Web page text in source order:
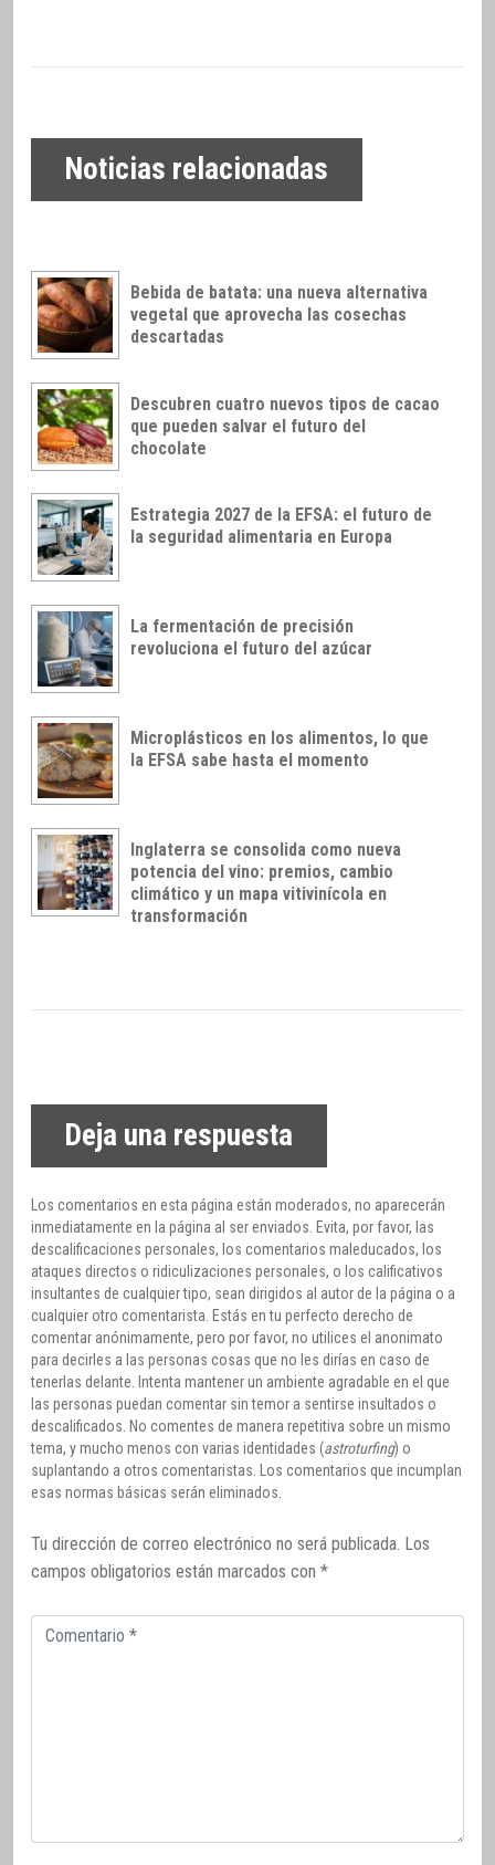
Noticias relacionadas
Bebida de batata: una nueva alternativa
vegetal que aprovecha las cosechas
descartadas
Descubren cuatro nuevos tipos de cacao
que pueden salvar el futuro del
chocolate
Estrategia 2027 de la EFSA: el futuro de
la seguridad alimentaria en Europa
La fermentación de precisión
revoluciona el futuro del azúcar
Microplásticos en los alimentos, lo que
la EFSA sabe hasta el momento
Inglaterra se consolida como nueva
potencia del vino: premios, cambio
climático y un mapa vitivinícola en
transformación
Deja una respuesta
Los comentarios en esta página están moderados, no aparecerán
inmediatamente en la página al ser enviados. Evita, por favor, las
descalificaciones personales, los comentarios maleducados, los
ataques directos o ridiculizaciones personales, o los calificativos
insultantes de cualquier tipo, sean dirigidos al autor de la página o a
cualquier otro comentarista. Estás en tu perfecto derecho de
comentar anónimamente, pero por favor, no utilices el anonimato
para decirles a las personas cosas que no les dirías en caso de
tenerlas delante. Intenta mantener un ambiente agradable en el que
las personas puedan comentar sin temor a sentirse insultados o
descalificados. No comentes de manera repetitiva sobre un mismo
tema, y mucho menos con varias identidades (astroturfing) o
suplantando a otros comentaristas. Los comentarios que incumplan
esas normas básicas serán eliminados.
Tu dirección de correo electrónico no será publicada. Los
campos obligatorios están marcados con *
Comentario